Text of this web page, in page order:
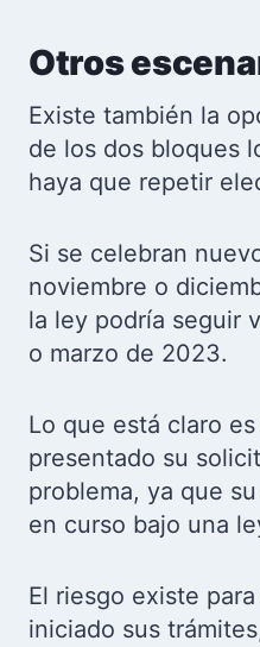
Otros
Existe también la
de los dos bloques
haya que repetir
Si se celebran
noviembre o
la ley podría seguir
o marzo de 2023.
Lo que está claro
presentado su
problema, ya que
en curso bajo una
El riesgo existe
iniciado sus